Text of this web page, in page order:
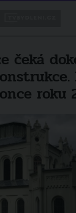
čeká
roku